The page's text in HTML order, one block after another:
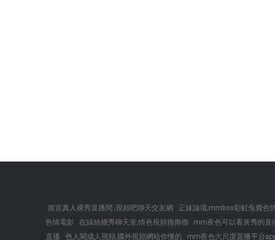
後宮真人裸秀直播間 ,視頻吧聊天交友網 正妹論壇,mmbox彩虹兔費色
色情電影
在線絲襪秀聊天室,情色視頻擼擼擼 mm夜色可以看黃秀的直
直播
色人閣成人視頻,國外視頻網站你懂的 mm夜色大尺度直播平台